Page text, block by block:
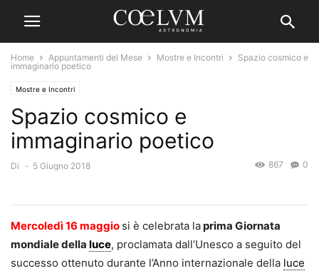
Home Appuntamenti del Mese Mostre e Incontri
Spazio cosmico e
immaginario poetico
Mostre e Incontri
Spazio cosmico e
immaginario poetico
Di - 5 Giugno 2018 0
867
Mercoledì 16 maggio si è celebrata laprima Giornata
mondiale della luce, proclamata dall’Unesco a seguito del
successo ottenuto durante l’Anno internazionale della luce